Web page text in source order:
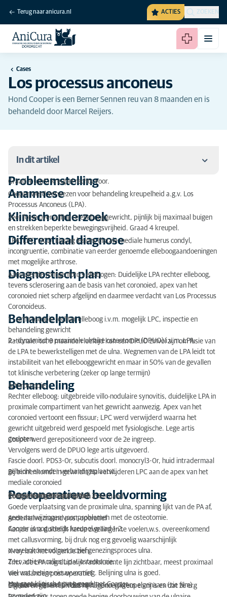
Terug naar anicura.nl ACTIES ZOEKEN
Cases
Los processus anconeus
Hond Cooper is een Berner Sennen reu van 8 maanden en is
behandeld door Marcel Reijers.
In dit artikel
Anamnese
Klinisch onderzoek
Differentiaal diagnose
Diagnostisch plan
Behandelplan
Behandeling
Postoperatieve beeldvorming
Resultaat
Probleemstelling
Graad 4 (op5) kreupel rechts voor.
Anamnese
Cooper werd verwezen voor behandeling kreupelheid a.g.v. Los
Processus Anconeus (LPA).
Klinisch onderzoek
Zeer forse overvulling re ellebooggewricht, pijnlijk bij maximaal buigen
en strekken beperkte bewegingsvrijheid. Graad 4 kreupel.
Differentiaal diagnose
LPA, LPC, OCD, kissing lesions distale mediale humerus condyl,
incongruentie, combinatie van eerder genoemde elleboogaandoeningen
met mogelijke arthrose.
Diagnostisch plan
Aanvullende röntgenfoto’s ellebogen: Duidelijke LPA rechter elleboog,
tevens sclerosering aan de basis van het coronoied, apex van het
coronoied niet scherp afgelijnd en daarmee verdacht van Los Processus
Coronoideus.
Behandelplan
1 – arthroscopie rechter elleboog i.v.m. mogelijk LPC, inspectie en
behandeling gewricht
2 – dynamische proximale ulnaire osteotomie (DPUO) i.v.m. LPA
Rationale: tot 9 maanden leeftijd kan een DPUO zinvol zijn om fusie van
de LPA te bewerkstelligen met de ulna. Wegnemen van de LPA leidt tot
instabiliteit van het ellebooggewricht en maar in 50% van de gevallen
tot klinische verbetering (zeker op lange termijn)
Behandeling
Arthroscopie:
Rechter elleboog: uitgebreide villo-nodulaire synovitis, duidelijke LPA in
proximale compartiment van het gewricht aanwezig. Apex van het
coronoied vertoont een fissuur; LPC werd verwijderd waarna het
gewricht uitgebreid werd gespoeld met fysiologische. Lege artis
gesloten.
Cooper werd gerepositioneerd voor de 2e ingreep.
Vervolgens werd de DPUO lege artis uitgevoerd.
Fascie doorl. PDS3-0r, subcutis doorl. monocryl3-0r, huid intradermaal
gehecht en onder verband geplaatst.
Bij binnenkomst in gewricht Na verwijderen LPC aan de apex van het
mediale coronoied
Postoperatieve beeldvorming
Twee weken post-operatief
Cooper is nog kreupel graad 2-3.
Röntgencontrole na 2 weken in verband:
Goede verplaatsing van de proximale ulna, spanning lijkt van de PA af,
geen aanwijzingen voor problemen met de osteotomie.
Anderhalve maand post-operatief
Cooper is nog steeds kreupel graad 1-2.
Aan de ulna duidelijk harde zwellingen te voelen,w.s. overeenkomend
met callusvorming, bij druk nog erg gevoelig waarschijnlijk
overeenkomend met actief genezingsproces ulna.
X-ray laat het volgende zien:
Zeer actieve callus t.p.v. osteotomie.
T.h.v. de LPA nog duidelijk radiolucente lijn zichtbaar, meest proximaal
wel wat benige nieuwvorming. Belijning ulna is goed.
Vier maanden post-operatief
Het gaat klinisch nu erg goed met Cooper.
Monsteren: graad 0-1 kreupel.
Cooper heeft veel plezier met lopen volgens eigenaars (zie film).
Eigenaren geven aan dat hij nagenoeg kreupelvrij is en dat ze erg